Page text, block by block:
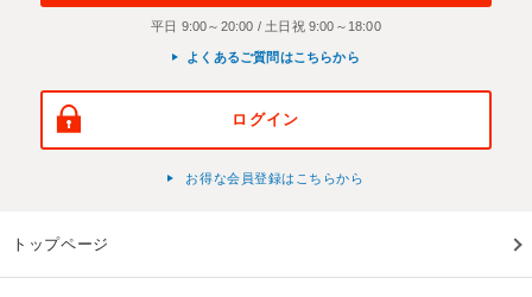
平日 9:00～20:00 / 土日祝 9:00～18:00
よくあるご質問はこちらから
ログイン
お得な会員登録はこちらから
トップページ